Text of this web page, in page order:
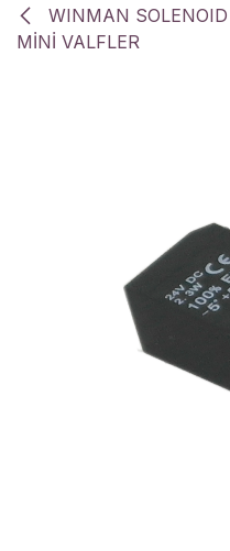
WINMAN
MİNİ VALFLER